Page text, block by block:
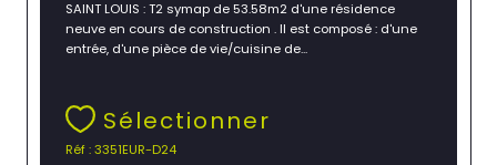
SAINT LOUIS : T2 symap de 53.58m2 d'une résidence
neuve en cours de construction . Il est composé : d'une
entrée, d'une pièce de vie/cuisine de...
Sélectionner
Réf : 3351EUR-D24